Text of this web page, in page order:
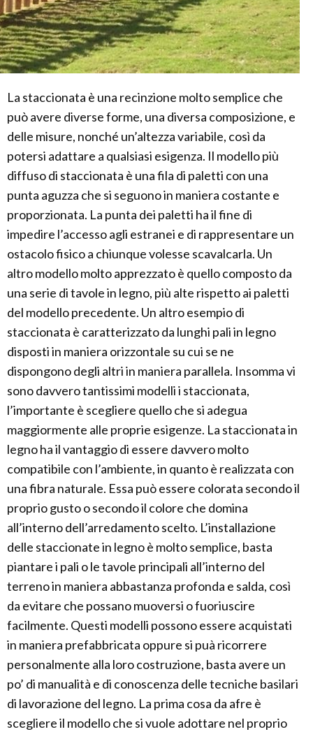
La staccionata è una recinzione molto semplice che
può avere diverse forme, una diversa composizione, e
delle misure, nonché un’altezza variabile, così da
potersi adattare a qualsiasi esigenza. Il modello più
diffuso di staccionata è una fila di paletti con una
punta aguzza che si seguono in maniera costante e
proporzionata. La punta dei paletti ha il fine di
impedire l’accesso agli estranei e di rappresentare un
ostacolo fisico a chiunque volesse scavalcarla. Un
altro modello molto apprezzato è quello composto da
una serie di tavole in legno, più alte rispetto ai paletti
del modello precedente. Un altro esempio di
staccionata è caratterizzato da lunghi pali in legno
disposti in maniera orizzontale su cui se ne
dispongono degli altri in maniera parallela. Insomma vi
sono davvero tantissimi modelli i staccionata,
l’importante è scegliere quello che si adegua
maggiormente alle proprie esigenze. La staccionata in
legno ha il vantaggio di essere davvero molto
compatibile con l’ambiente, in quanto è realizzata con
una fibra naturale. Essa può essere colorata secondo il
proprio gusto o secondo il colore che domina
all’interno dell’arredamento scelto. L’installazione
delle staccionate in legno è molto semplice, basta
piantare i pali o le tavole principali all’interno del
terreno in maniera abbastanza profonda e salda, così
da evitare che possano muoversi o fuoriuscire
facilmente. Questi modelli possono essere acquistati
in maniera prefabbricata oppure si puà ricorrere
personalmente alla loro costruzione, basta avere un
po’ di manualità e di conoscenza delle tecniche basilari
di lavorazione del legno. La prima cosa da afre è
scegliere il modello che si vuole adottare nel proprio